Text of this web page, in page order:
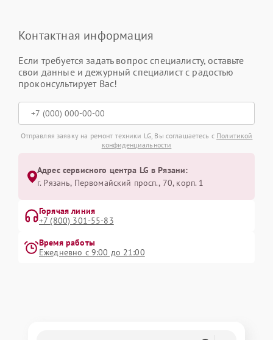
Контактная информация
Если требуется задать вопрос специалисту, оставьте
свои данные и дежурный специалист с радостью
проконсультирует Вас!
Отправляя заявку на ремонт техники LG, Вы соглашаетесь с Политикой
конфиденциальности
Адрес сервисного центра LG в Рязани:
г. Рязань, Первомайский просп., 70, корп. 1
Горячая линия
+7 (800) 301-55-83
Время работы
Ежедневно с 9:00 до 21:00